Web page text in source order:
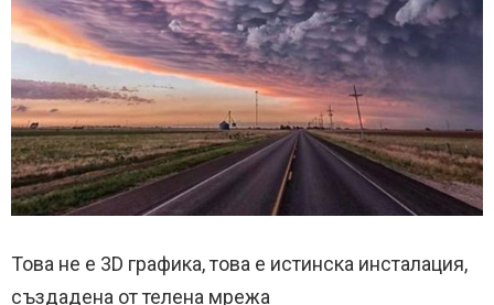
Това не е 3D графика, това е истинска инсталация,
създадена от телена мрежа